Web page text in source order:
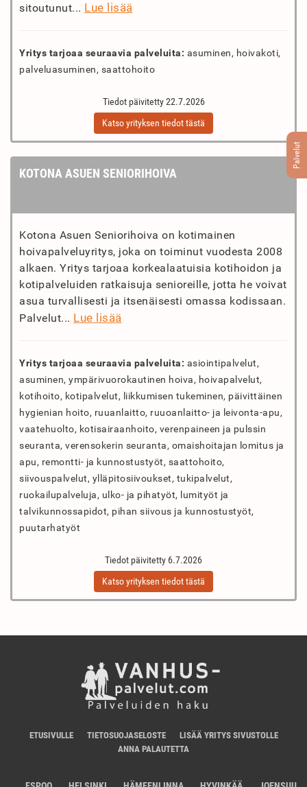
Palvelut
sitoutunut... Lue lisää
Yritys tarjoaa seuraavia palveluita: asuminen, hoivakoti,
palveluasuminen, saattohoito
Tiedot päivitetty 22.7.2026
Katso yrityksen tiedot tästä
KOTONA ASUEN SENIORIHOIVA
Kotona Asuen Seniorihoiva on kotimainen
hoivapalveluyritys, joka on toiminut vuodesta 2008
alkaen. Yritys tarjoaa korkealaatuisia kotihoidon ja
kotipalveluiden ratkaisuja senioreille, jotta he voivat
asua turvallisesti ja itsenäisesti omassa kodissaan.
Palvelut... Lue lisää
Yritys tarjoaa seuraavia palveluita: asiointipalvelut,
asuminen, ympärivuorokautinen hoiva, hoivapalvelut,
kotihoito, kotipalvelut, liikkumisen tukeminen, päivittäinen
hygienian hoito, ruuanlaitto, ruuoanlaitto- ja leivonta-apu,
vaatehuolto, kotisairaanhoito, verenpaineen ja pulssin
seuranta, verensokerin seuranta, omaishoitajan lomitus ja
apu, remontti- ja kunnostustyöt, saattohoito,
siivouspalvelut, ylläpitosiivoukset, tukipalvelut,
ruokailupalveluja, ulko- ja pihatyöt, lumityöt ja
talvikunnossapidot, pihan siivous ja kunnostustyöt,
puutarhatyöt
Tiedot päivitetty 6.7.2026
Katso yrityksen tiedot tästä
ETUSIVULLE TIETOSUOJASELOSTE
LISÄÄ YRITYS SIVUSTOLLE
ANNA PALAUTETTA